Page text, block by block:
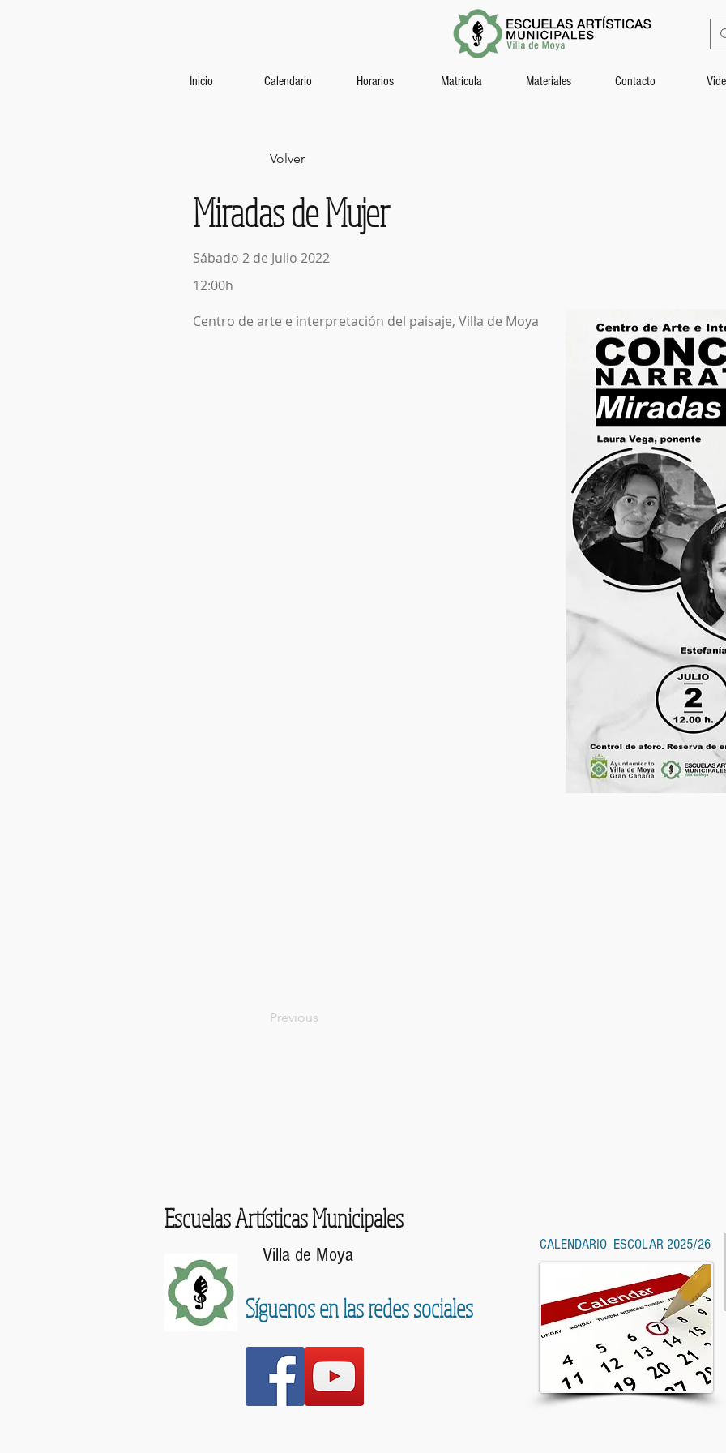
Inicio Calendario Horarios Matrícula Materiales Contacto
Volver
Miradas de Mujer
Sábado 2 de Julio 2022
12:00h
Centro de arte e interpretación del paisaje, Villa de Moya
Previous
Escuelas Artísticas Municipales
Villa de Moya
Síguenos en las redes sociales
CALENDARIO ESCOLAR 2025/26